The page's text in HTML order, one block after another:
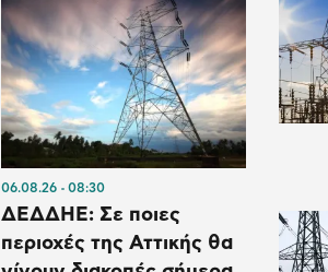
06.08.26 08:30
ΔΕΔΔΗΕ: Σε ποιες
περιοχές της Αττικής θα